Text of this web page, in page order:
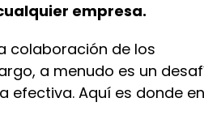
empresa.
colaboración de los
a menudo es un
efectiva. Aquí es donde